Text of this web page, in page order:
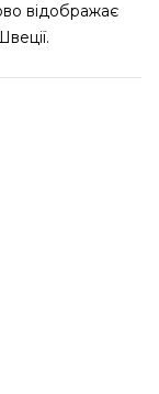
відображає